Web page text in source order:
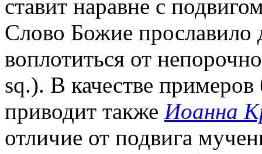
ставит наравне с
Слово Божие прославило
воплотиться от
sq.). В качестве
приводит также Иоанна
отличие от подвига